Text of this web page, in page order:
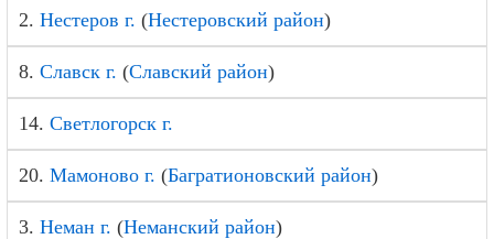
2. Нестеров г. (Нестеровский район)
8. Славск г. (Славский район)
14. Светлогорск г.
20. Мамоново г. (Багратионовский район)
3. Неман г. (Неманский район)